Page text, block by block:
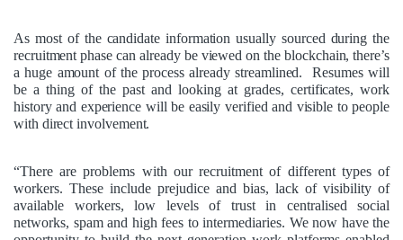
As most of the candidate information usually sourced during the
recruitment phase can already be viewed on the blockchain, there’s
a huge amount of the process already streamlined. Resumes will
be a thing of the past and looking at grades, certificates, work
history and experience will be easily verified and visible to people
with direct involvement.
“There are problems with our recruitment of different types of
workers. These include prejudice and bias, lack of visibility of
available workers, low levels of trust in centralised social
networks, spam and high fees to intermediaries. We now have the